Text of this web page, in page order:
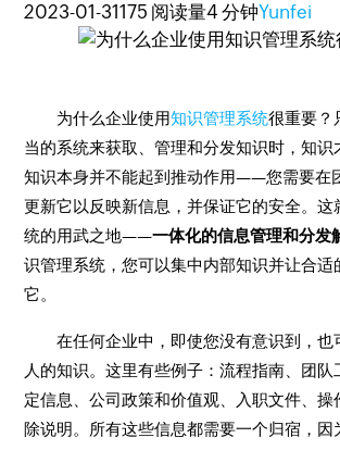
2023-01-31175 阅读量4 分钟Yunfei
为什么企业使用知识管理系统很重要？
当的系统来获取、管理和分发知识时，知识
知识本身并不能起到推动作用——您需要在
更新它以反映新信息，并保证它的安全。这
统的用武之地——一体化的信息管理和分发
识管理系统，您可以集中内部知识并让合适
它。
在任何企业中，即使您没有意识到，也
人的知识。这里有些例子：流程指南、团队
定信息、公司政策和价值观、入职文件、操
除说明。所有这些信息都需要一个归宿，因